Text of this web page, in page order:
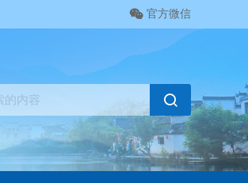
官方微信